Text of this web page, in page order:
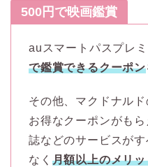
500円で映画鑑賞
auスマートパスプレミ
で鑑賞できるクーポン
その他、マクドナル
お得なクーポンがも
誌などのサービスが
なく 月額以上のメリッ